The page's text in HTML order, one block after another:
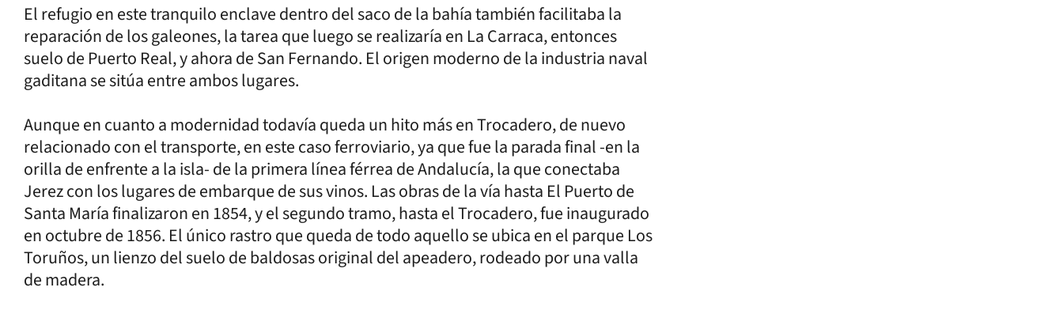
El refugio en este tranquilo enclave dentro del saco de la bahía también facilitaba la
reparación de los galeones, la tarea que luego se realizaría en La Carraca, entonces
suelo de Puerto Real, y ahora de San Fernando. El origen moderno de la industria naval
gaditana se sitúa entre ambos lugares.
Aunque en cuanto a modernidad todavía queda un hito más en Trocadero, de nuevo
relacionado con el transporte, en este caso ferroviario, ya que fue la parada final -en la
orilla de enfrente a la isla- de la primera línea férrea de Andalucía, la que conectaba
Jerez con los lugares de embarque de sus vinos. Las obras de la vía hasta El Puerto de
Santa María finalizaron en 1854, y el segundo tramo, hasta el Trocadero, fue inaugurado
en octubre de 1856. El único rastro que queda de todo aquello se ubica en el parque Los
Toruños, un lienzo del suelo de baldosas original del apeadero, rodeado por una valla
de madera.